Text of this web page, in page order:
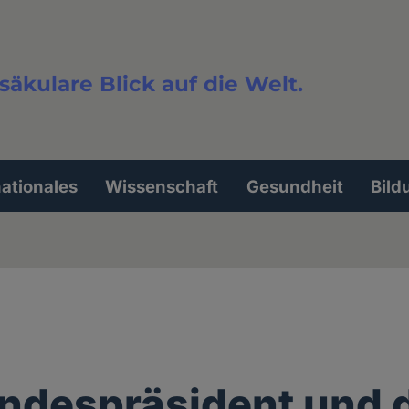
Blick auf die Welt.
Wissenschaft Gesundheit